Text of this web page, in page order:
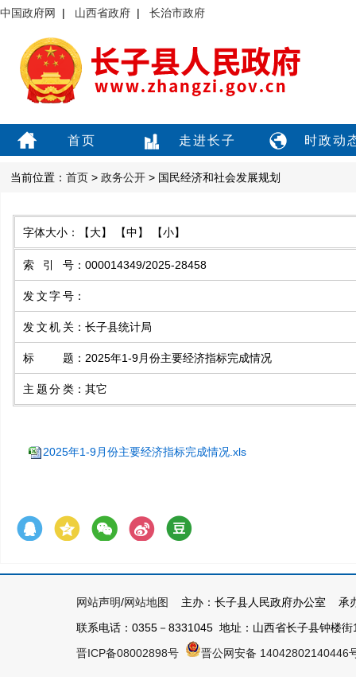
中国政府网 | 山西省政府 | 长治市政府
首页 走进长子 时政动
当前位置： 首页 > 政务公开 > 国民经济和社会发展规划
字体大小： 【大】 【中】 【小】
索引号 ： 000014349/2025-28458
发文字号 ：
发文机关 ： 长子县统计局
标题 ： 2025年1-9月份主要经济指标完成情况
主题分类 ： 其它
2025年1-9月份主要经济指标完成情况.xls
网站声明/网站地图
主办：长子县人民政府办公室 承
联系电话：0355－8331045 地址：山西省长子县钟楼
晋ICP备08002898号
晋公网安备 14042802140446